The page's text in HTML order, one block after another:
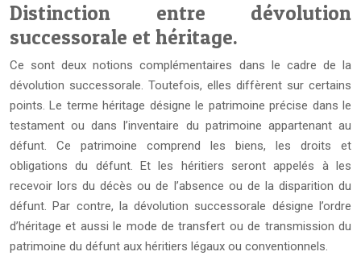
Distinction entre dévolution
successorale et héritage.
Ce sont deux notions complémentaires dans le cadre de la
dévolution successorale. Toutefois, elles diffèrent sur certains
points. Le terme héritage désigne le patrimoine précise dans le
testament ou dans l’inventaire du patrimoine appartenant au
défunt. Ce patrimoine comprend les biens, les droits et
obligations du défunt. Et les héritiers seront appelés à les
recevoir lors du décès ou de l’absence ou de la disparition du
défunt. Par contre, la dévolution successorale désigne l’ordre
d’héritage et aussi le mode de transfert ou de transmission du
patrimoine du défunt aux héritiers légaux ou conventionnels.